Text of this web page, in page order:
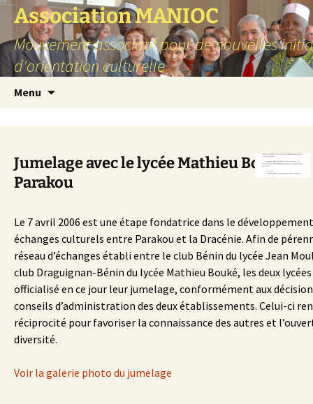
Aller
contenu
Association MANIOC
Mouvement associatif pour de nouvelles
d'orientation culturelle
Menu
Jumelage avec le lycée Mathieu Bouké –
Parakou
Le 7 avril 2006 est une étape fondatrice dans le
échanges culturels entre Parakou et la Dracénie. Afin de
réseau d’échanges établi entre le club Bénin du lycée Jean
club Draguignan-Bénin du lycée Mathieu Bouké, les deux
officialisé en ce jour leur jumelage, conformément aux
conseils d’administration des deux établissements. Celui-ci
réciprocité pour favoriser la connaissance des autres et
diversité.
Voir la galerie photo du jumelage